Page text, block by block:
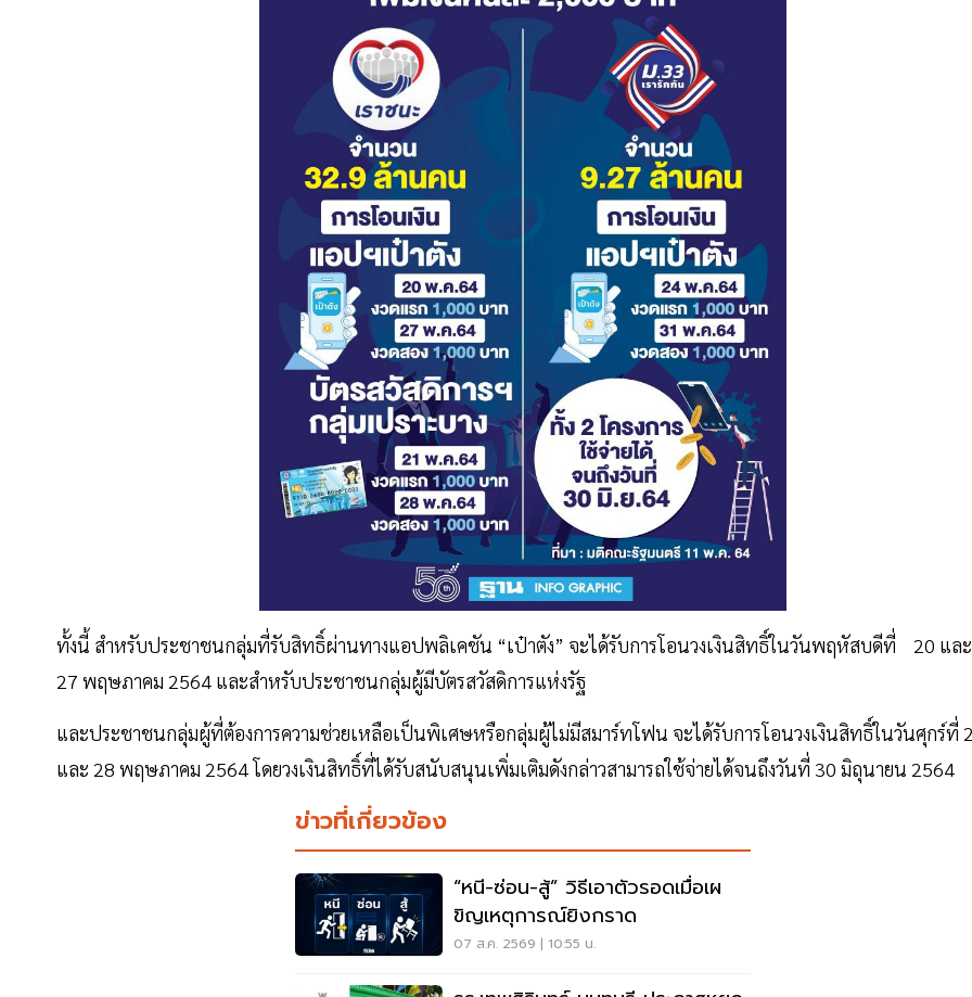
ทั้งนี้ สำหรับประชาชนกลุ่มที่รับสิทธิ์ผ่านทางแอปพลิเคชัน “เป๋าตัง” จะได้รับการโอนวงเงินสิทธิ์ในวันพฤหัสบดีที่ 20 และ
27 พฤษภาคม 2564 และสำหรับประชาชนกลุ่มผู้มีบัตรสวัสดิการแห่งรัฐ
และประชาชนกลุ่มผู้ที่ต้องการความช่วยเหลือเป็นพิเศษหรือกลุ่มผู้ไม่มีสมาร์ทโฟน จะได้รับการโอนวงเงินสิทธิ์ในวันศุกร์ที่
และ 28 พฤษภาคม 2564 โดยวงเงินสิทธิ์ที่ได้รับสนับสนุนเพิ่มเติมดังกล่าวสามารถใช้จ่ายได้จนถึงวันที่ 30 มิถุนายน 2564
ข่าวที่เกี่ยวข้อง
“หนี-ซ่อน-สู้” วิธีเอาตัวรอดเมื่อเผ
ขิญเหตุการณ์ยิงกราด
07 ส.ค. 2569 | 10:55 น.